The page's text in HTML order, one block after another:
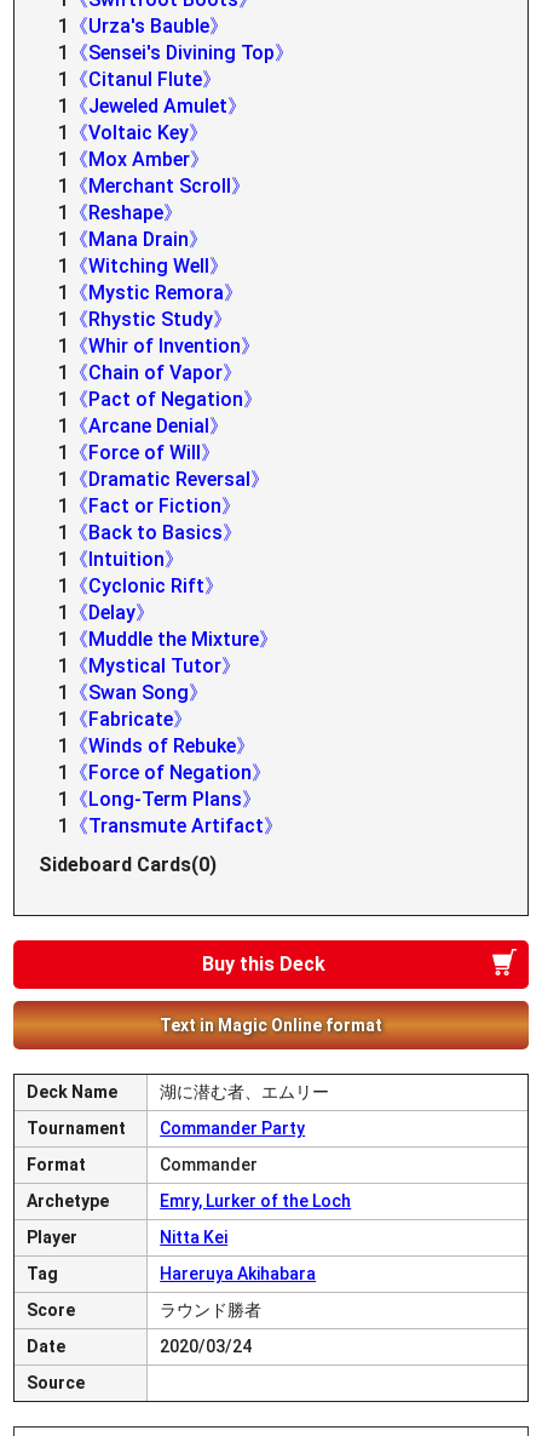
1
《Urza's Bauble》
1
《Sensei's Divining Top》
1
《Citanul Flute》
1
《Jeweled Amulet》
1
《Voltaic Key》
1
《Mox Amber》
1
《Merchant Scroll》
1
《Reshape》
1
《Mana Drain》
1
《Witching Well》
1
《Mystic Remora》
1
《Rhystic Study》
1
《Whir of Invention》
1
《Chain of Vapor》
1
《Pact of Negation》
1
《Arcane Denial》
1
《Force of Will》
1
《Dramatic Reversal》
1
《Fact or Fiction》
1
《Back to Basics》
1
《Intuition》
1
《Cyclonic Rift》
1
《Delay》
1
《Muddle the Mixture》
1
《Mystical Tutor》
1
《Swan Song》
1
《Fabricate》
1
《Winds of Rebuke》
1
《Force of Negation》
1
《Long-Term Plans》
1
《Transmute Artifact》
Sideboard Cards(0)
Buy this Deck
Text in Magic Online format
Deck Name
湖に潜む者、エムリー
Tournament
Commander Party
Format
Commander
Archetype
Emry, Lurker of the Loch
Player
Nitta Kei
Tag
Hareruya Akihabara
Score
ラウンド勝者
Date
2020/03/24
Source